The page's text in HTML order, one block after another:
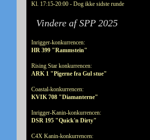
Kl. 17:15-20:00 - Dog ikke sidste runde
Vindere af SPP 2025
Inrigger-konkurrencen:
HR 399 "Rammstein"
Rising Star konkurrencen:
ARK 1 "Pigerne fra Gul stue"
Coastal-konkurrencen:
KVIK 708 "Diamanterne"
Inrigger-Kanin-konkurrencen:
DSR 195 "Quick'n Dirty"
C4X Kanin-konkurrencen: